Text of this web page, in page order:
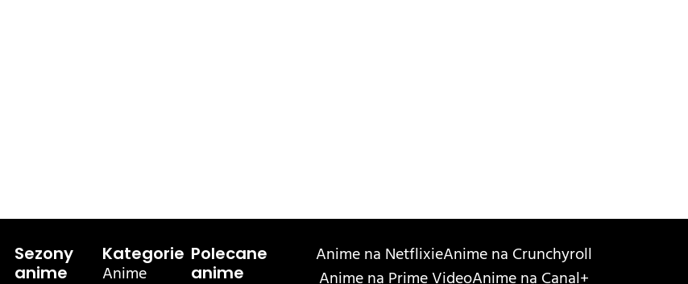
Sezony
anime
Kategorie
Anime
Polecane
anime
Anime na NetflixieAnime na Crunchyroll